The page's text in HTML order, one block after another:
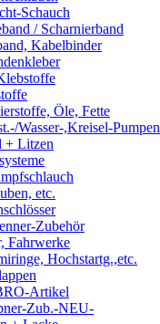
Schauch
/ Scharnierband
Kabelbinder
Öle, Fette
Wasser-,Kreisel-Pumpen
+ Litzen
etc.
Zubehör
Fahrwerke
Hochstartg.,etc.
Artikel
Zub.-NEU-